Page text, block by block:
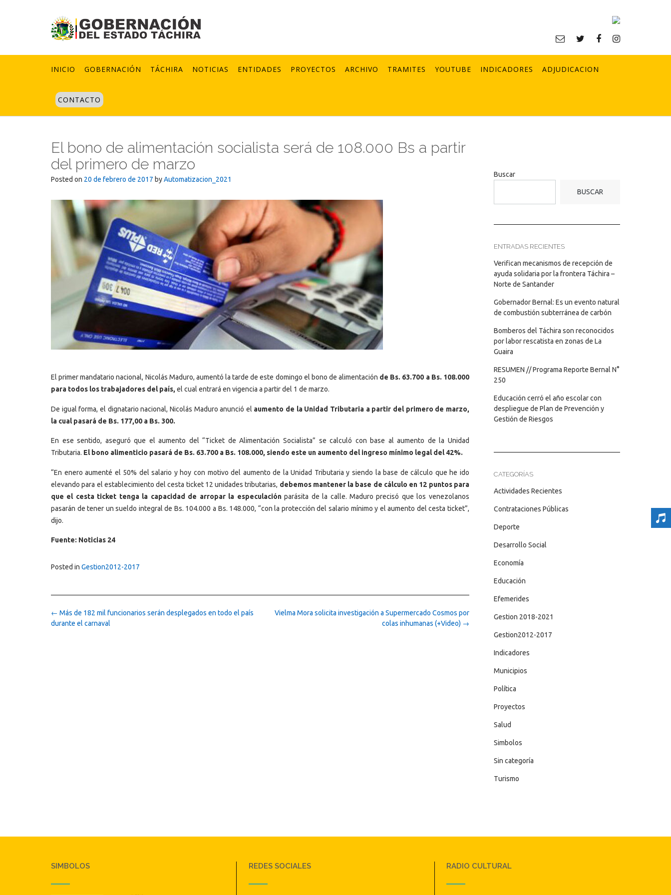
INICIO GOBERNACIÓN TÁCHIRA NOTICIAS ENTIDADES PROYECTOS ARCHIVO TRAMITES YOUTUBE INDICADORES ADJUDICACION
CONTACTO
El bono de alimentación socialista será de 108.000 Bs a partir
del primero de marzo
Posted on 20 de febrero de 2017 byAutomatizacion_2021
El primer mandatario nacional, Nicolás Maduro, aumentó la tarde de este domingo el bono de alimentación de Bs. 63.700 a Bs. 108.000
para todos los trabajadores del país, el cual entrará en vigencia a partir del 1 de marzo.
De igual forma, el dignatario nacional, Nicolás Maduro anunció el aumento de la Unidad Tributaria a partir del primero de marzo,
la cual pasará de Bs. 177,00 a Bs. 300.
En ese sentido, aseguró que el aumento del “Ticket de Alimentación Socialista” se calculó con base al aumento de la Unidad
Tributaria. El bono alimenticio pasará de Bs. 63.700 a Bs. 108.000, siendo este un aumento del ingreso mínimo legal del 42%.
“En enero aumenté el 50% del salario y hoy con motivo del aumento de la Unidad Tributaria y siendo la base de cálculo que he ido
elevando para el establecimiento del cesta ticket 12 unidades tributarias, debemos mantener la base de cálculo en 12 puntos para
que el cesta ticket tenga la capacidad de arropar la especulaciónparásita de la calle. Maduro precisó que los venezolanos
pasarán de tener un sueldo integral de Bs. 104.000 a Bs. 148.000, “con la protección del salario mínimo y el aumento del cesta ticket”,
dijo.
Fuente: Noticias 24
Posted in Gestion2012-2017
Post
navigation
Vielma Mora solicita investigación a Supermercado Cosmos por
colas inhumanas (+Video) →
← Más de 182 mil funcionarios serán desplegados en todo el país
durante el carnaval
Buscar
BUSCAR
ENTRADAS RECIENTES
Verifican mecanismos de recepción de
ayuda solidaria por la frontera Táchira –
Norte de Santander
Gobernador Bernal: Es un evento natural
de combustión subterránea de carbón
Bomberos del Táchira son reconocidos
por labor rescatista en zonas de La
Guaira
RESUMEN // Programa Reporte Bernal N°
250
Educación cerró el año escolar con
despliegue de Plan de Prevención y
Gestión de Riesgos
CATEGORÍAS
Actividades Recientes
Contrataciones Públicas
Deporte
Desarrollo Social
Economía
Educación
Efemerides
Gestion 2018-2021
Gestion2012-2017
Indicadores
Municipios
Política
Proyectos
Salud
Simbolos
Sin categoría
Turismo
SIMBOLOS REDES SOCIALES RADIO CULTURAL